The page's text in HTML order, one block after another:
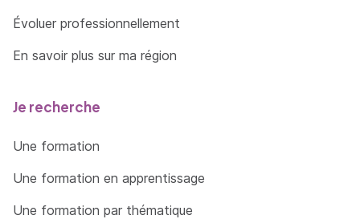
Évoluer professionnellement
En savoir plus sur ma région
Je recherche
Une formation
Une formation en apprentissage
Une formation par thématique